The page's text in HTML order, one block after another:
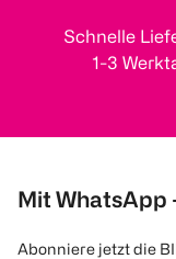
Schnelle
1-3
Mit WhatsApp
Abonniere jetzt die